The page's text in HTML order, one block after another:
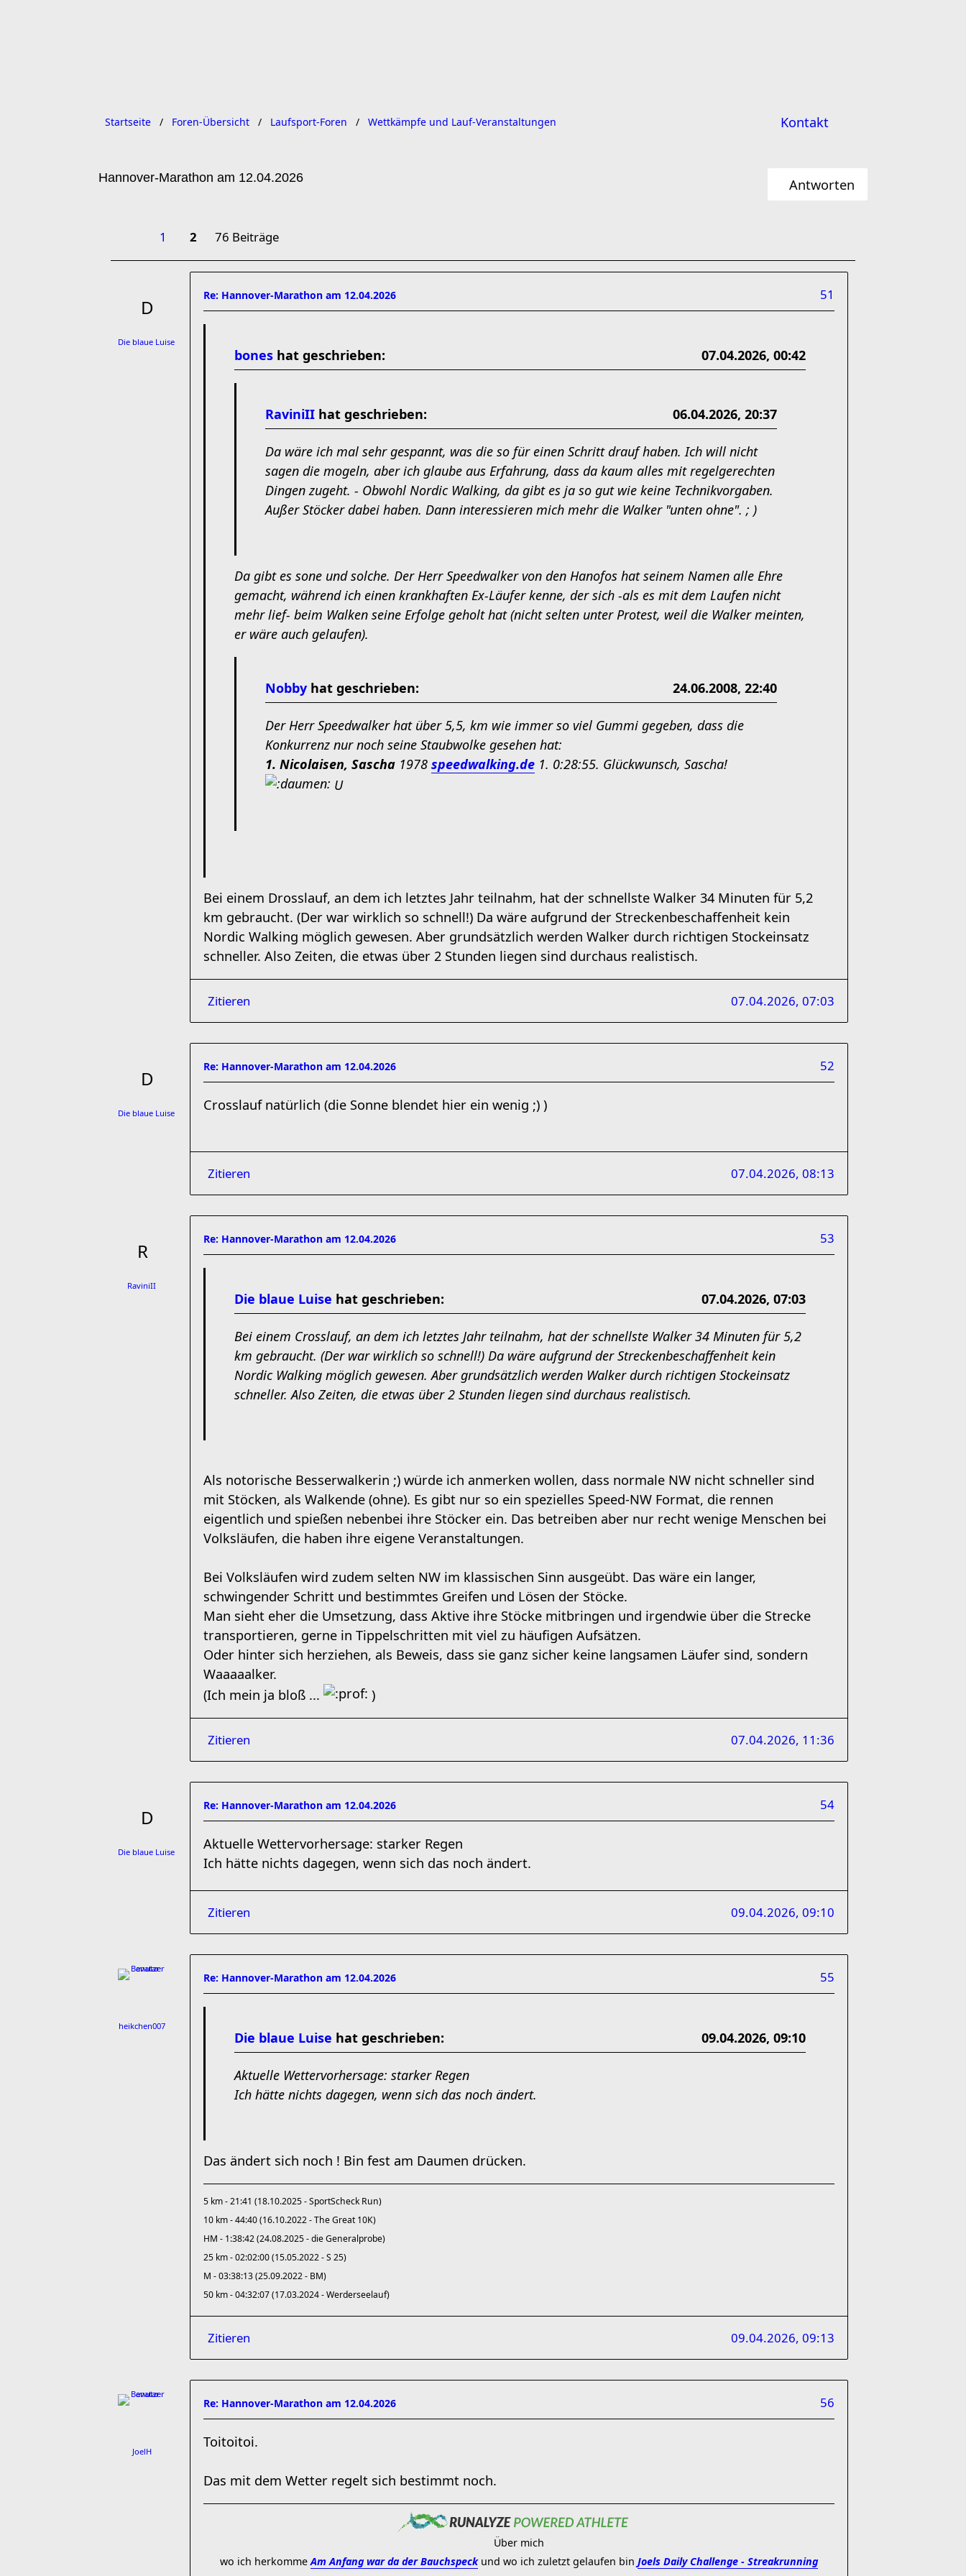
Kontakt
Startseite Foren-Übersicht Laufsport-Foren Wettkämpfe und Lauf-Veranstaltungen
Hannover-Marathon am 12.04.2026 Antworten
1 2 76 Beiträge
Die blaue Luise
Re: Hannover-Marathon am 12.04.2026 51
bones hat geschrieben: 07.04.2026, 00:42
RaviniII hat geschrieben: 06.04.2026, 20:37
Da wäre ich mal sehr gespannt, was die so für einen Schritt drauf haben. Ich will nicht
sagen die mogeln, aber ich glaube aus Erfahrung, dass da kaum alles mit regelgerechten
Dingen zugeht. - Obwohl Nordic Walking, da gibt es ja so gut wie keine Technikvorgaben.
Außer Stöcker dabei haben. Dann interessieren mich mehr die Walker "unten ohne". ; )
Da gibt es sone und solche. Der Herr Speedwalker von den Hanofos hat seinem Namen alle Ehre
gemacht, während ich einen krankhaften Ex-Läufer kenne, der sich -als es mit dem Laufen nicht
mehr lief- beim Walken seine Erfolge geholt hat (nicht selten unter Protest, weil die Walker meinten,
er wäre auch gelaufen).
Nobby hat geschrieben: 24.06.2008, 22:40
Der Herr Speedwalker hat über 5,5, km wie immer so viel Gummi gegeben, dass die
Konkurrenz nur noch seine Staubwolke gesehen hat:
1. Nicolaisen, Sascha 1978 speedwalking.de 1. 0:28:55. Glückwunsch, Sascha!
U
Bei einem Drosslauf, an dem ich letztes Jahr teilnahm, hat der schnellste Walker 34 Minuten für 5,2
km gebraucht. (Der war wirklich so schnell!) Da wäre aufgrund der Streckenbeschaffenheit kein
Nordic Walking möglich gewesen. Aber grundsätzlich werden Walker durch richtigen Stockeinsatz
schneller. Also Zeiten, die etwas über 2 Stunden liegen sind durchaus realistisch.
Zitieren 07.04.2026, 07:03
Die blaue Luise
Re: Hannover-Marathon am 12.04.2026 52
Crosslauf natürlich (die Sonne blendet hier ein wenig ;) )
Zitieren 07.04.2026, 08:13
RaviniII
Re: Hannover-Marathon am 12.04.2026 53
Die blaue Luise hat geschrieben: 07.04.2026, 07:03
Bei einem Crosslauf, an dem ich letztes Jahr teilnahm, hat der schnellste Walker 34 Minuten für 5,2
km gebraucht. (Der war wirklich so schnell!) Da wäre aufgrund der Streckenbeschaffenheit kein
Nordic Walking möglich gewesen. Aber grundsätzlich werden Walker durch richtigen Stockeinsatz
schneller. Also Zeiten, die etwas über 2 Stunden liegen sind durchaus realistisch.
Als notorische Besserwalkerin ;) würde ich anmerken wollen, dass normale NW nicht schneller sind
mit Stöcken, als Walkende (ohne). Es gibt nur so ein spezielles Speed-NW Format, die rennen
eigentlich und spießen nebenbei ihre Stöcker ein. Das betreiben aber nur recht wenige Menschen bei
Volksläufen, die haben ihre eigene Veranstaltungen.
Bei Volksläufen wird zudem selten NW im klassischen Sinn ausgeübt. Das wäre ein langer,
schwingender Schritt und bestimmtes Greifen und Lösen der Stöcke.
Man sieht eher die Umsetzung, dass Aktive ihre Stöcke mitbringen und irgendwie über die Strecke
transportieren, gerne in Tippelschritten mit viel zu häufigen Aufsätzen.
Oder hinter sich herziehen, als Beweis, dass sie ganz sicher keine langsamen Läufer sind, sondern
Waaaaalker.
(Ich mein ja bloß ...
)
Zitieren 07.04.2026, 11:36
Die blaue Luise
Re: Hannover-Marathon am 12.04.2026 54
Aktuelle Wettervorhersage: starker Regen
Ich hätte nichts dagegen, wenn sich das noch ändert.
Zitieren 09.04.2026, 09:10
heikchen007
Re: Hannover-Marathon am 12.04.2026 55
Die blaue Luise hat geschrieben: 09.04.2026, 09:10
Aktuelle Wettervorhersage: starker Regen
Ich hätte nichts dagegen, wenn sich das noch ändert.
Das ändert sich noch ! Bin fest am Daumen drücken.
5 km - 21:41 (18.10.2025 - SportScheck Run)
10 km - 44:40 (16.10.2022 - The Great 10K)
HM - 1:38:42 (24.08.2025 - die Generalprobe)
25 km - 02:02:00 (15.05.2022 - S 25)
M - 03:38:13 (25.09.2022 - BM)
50 km - 04:32:07 (17.03.2024 - Werderseelauf)
Zitieren 09.04.2026, 09:13
JoelH
Re: Hannover-Marathon am 12.04.2026 56
Toitoitoi.
Das mit dem Wetter regelt sich bestimmt noch.
Über mich
wo ich herkommeAm Anfang war da der Bauchspeckund wo ich zuletzt gelaufen bin Joels Daily Challenge - Streakrunning